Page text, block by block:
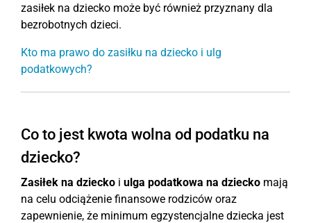
zasiłek na dziecko może być również przyznany dla
bezrobotnych dzieci.
Kto ma prawo do zasiłku na dziecko i ulg
podatkowych?
Co to jest kwota wolna od podatku na
dziecko?
Zasiłek na dziecko i ulga podatkowa na dziecko mają
na celu odciążenie finansowe rodziców oraz
zapewnienie, że minimum egzystencjalne dziecka jest